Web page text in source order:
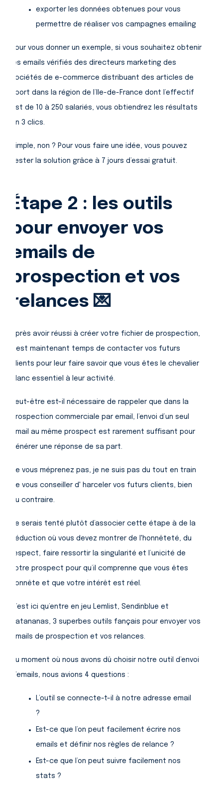
exporter les données obtenues pour vous
permettre de réaliser vos campagnes emailing
Pour vous donner un exemple, si vous souhaitez obtenir
les emails vérifiés des directeurs marketing des
sociétés de e-commerce distribuant des articles de
sport dans la région de l’Ile-de-France dont l’effectif
est de 10 à 250 salariés, vous obtiendrez les résultats
en 3 clics.
Simple, non ? Pour vous faire une idée, vous pouvez
tester la solution grâce à 7 jours d’essai gratuit.
Étape 2 : les outils
pour envoyer vos
emails de
prospection et vos
relances 💌
Après avoir réussi à créer votre fichier de prospection,
il est maintenant temps de contacter vos futurs
clients pour leur faire savoir que vous êtes le chevalier
blanc essentiel à leur activité.
Peut-être est-il nécessaire de rappeler que dans la
prospection commerciale par email, l’envoi d’un seul
email au même prospect est rarement suffisant pour
générer une réponse de sa part.
Ne vous méprenez pas, je ne suis pas du tout en train
de vous conseiller d' harceler vos futurs clients, bien
au contraire.
Je serais tenté plutôt d’associer cette étape à de la
séduction où vous devez montrer de l'honnêteté, du
respect, faire ressortir la singularité et l’unicité de
votre prospect pour qu’il comprenne que vous êtes
honnête et que votre intérêt est réel.
C’est ici qu’entre en jeu Lemlist, Sendinblue et
Datananas, 3 superbes outils fançais pour envoyer vos
emails de prospection et vos relances.
Au moment où nous avons dû choisir notre outil d’envoi
d’emails, nous avions 4 questions :
L’outil se connecte-t-il à notre adresse email
?
Est-ce que l’on peut facilement écrire nos
emails et définir nos règles de relance ?
Est-ce que l’on peut suivre facilement nos
stats ?